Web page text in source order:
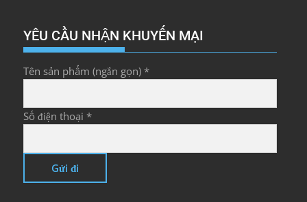
YÊU CẦU NHẬN KHUYẾN MẠI
Tên sản phẩm (ngắn gọn) *
Số điện thoại *